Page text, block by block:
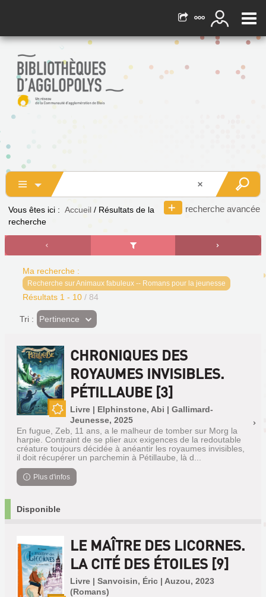
recherche avancée
Vous êtes ici : Accueil / Résultats de la
recherche
Ma recherche :
Recherche sur Animaux fabuleux -- Romans pour la jeunesse
Résultats 1 - 10 / 84
Tri : (Effet
imédiat)
Pertinence
CHRONIQUES DES
ROYAUMES INVISIBLES.
PÉTILLAUBE [3]
Livre | Elphinstone, Abi | Gallimard-
Jeunesse, 2025
En fugue, Zeb, 11 ans, a le malheur de tomber sur Morg la
harpie. Contraint de se plier aux exigences de la redoutable
créature toujours décidée à anéantir les royaumes invisibles,
il doit récupérer un parchemin à Pétillaube, là d...
Plus d'infos
Disponible
LE MAÎTRE DES LICORNES.
LA CITÉ DES ÉTOILES [9]
Livre | Sanvoisin, Éric | Auzou, 2023
(Romans)